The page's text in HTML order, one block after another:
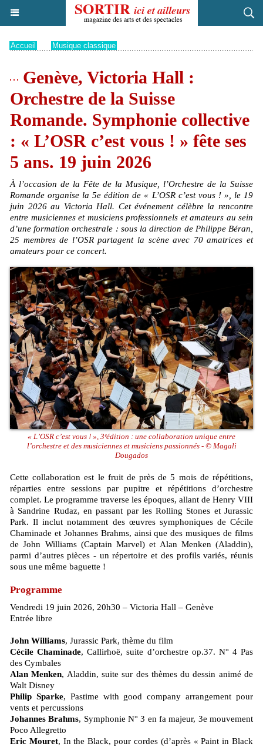
Accueil Musique classique
Genève, Victoria Hall :
Orchestre de la Suisse
Romande. Symphonie collective
: « L’OSR c’est vous ! » fête ses
5 ans. 19 juin 2026
À l’occasion de la Fête de la Musique, l’Orchestre de la Suisse
Romande organise la 5e édition de « L’OSR c’est vous ! », le 19
juin 2026 au Victoria Hall. Cet événement célèbre la rencontre
entre musiciennes et musiciens professionnels et amateurs au sein
d’une formation orchestrale : sous la direction de Philippe Béran,
25 membres de l’OSR partagent la scène avec 70 amatrices et
amateurs pour ce concert.
« L’OSR c’est vous ! », 3ᵉédition : une collaboration unique entre
l’orchestre et des musiciennes et musiciens passionnés - © Magali
Dougados
Cette collaboration est le fruit de près de 5 mois de répétitions,
réparties entre sessions par pupitre et répétitions d’orchestre
complet. Le programme traverse les époques, allant de Henry VIII
à Sandrine Rudaz, en passant par les Rolling Stones et Jurassic
Park. Il inclut notamment des œuvres symphoniques de Cécile
Chaminade et Johannes Brahms, ainsi que des musiques de films
de John Williams (Captain Marvel) et Alan Menken (Aladdin),
parmi d’autres pièces - un répertoire et des profils variés, réunis
sous une même baguette !
Programme
Vendredi 19 juin 2026, 20h30 – Victoria Hall – Genève
Entrée libre
John Williams, Jurassic Park, thème du film
Cécile Chaminade, Callirhoë, suite d’orchestre op.37. N° 4 Pas
des Cymbales
Alan Menken, Aladdin, suite sur des thèmes du dessin animé de
Walt Disney
Philip Sparke, Pastime with good company arrangement pour
vents et percussions
Johannes Brahms, Symphonie N° 3 en fa majeur, 3e mouvement
Poco Allegretto
Eric Mouret, In the Black, pour cordes (d’après « Paint in Black